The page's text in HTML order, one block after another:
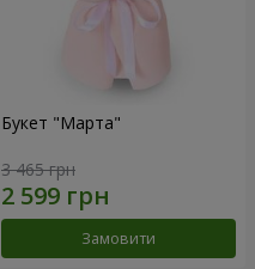
Букет "Марта"
3 465 грн
Замовити